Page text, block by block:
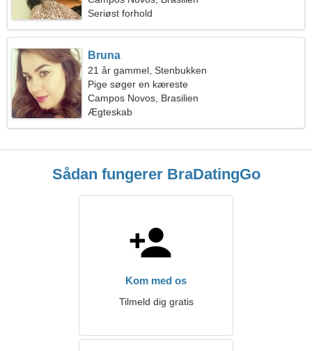
Seriøst forhold
Bruna
21 år gammel, Stenbukken
Pige søger en kæreste
Campos Novos, Brasilien
Ægteskab
Sådan fungerer BraDatingGo
Kom med os
Tilmeld dig gratis